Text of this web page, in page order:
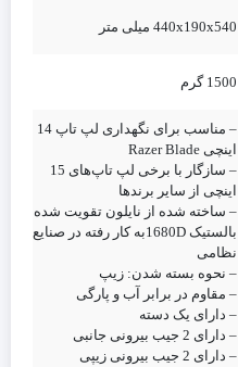
440x190x540 میلی متر
1500 گرم
– مناسب برای نگهداری لپ تاپ 14
اینچی Razer Blade
– سازگار با برخی لپ‌ تاپ‌های 15
اینچی از سایر برندها
– ساخته شده از نایلون تقویت شده
بالستیک 1680Dبه کار رفته در صنایع
نظامی
– نحوه بسته شدن: زیپ
– مقاوم در برابر آب و پارگی
– دارای یک دسته
– دارای 2 جیب بیرونی جانبی
– دارای 2 جیب بیرونی زیپی